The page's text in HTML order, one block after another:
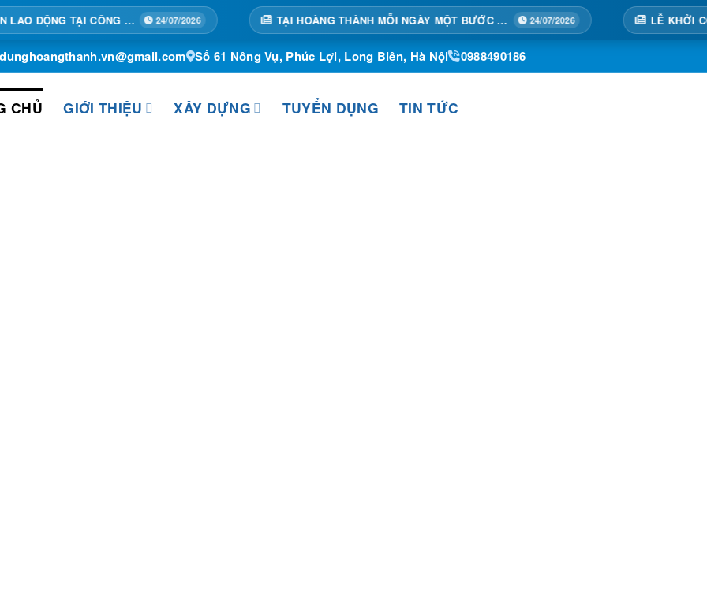
TẬP HUẤN AN TOÀN LAO ĐỘNG TẠI CÔNG TRÌNH 24/07/2026 TẠI HOÀNG THÀNH MỖI NGÀY MỘT BƯỚC TIẾN 24/07/2026
Số 61 Nông Vụ, Phúc Lợi, Long Biên, Hà Nội 0988490186
CHỦ GIỚI THIỆU XÂY DỰNG TUYỂN DỤNG TIN TỨC